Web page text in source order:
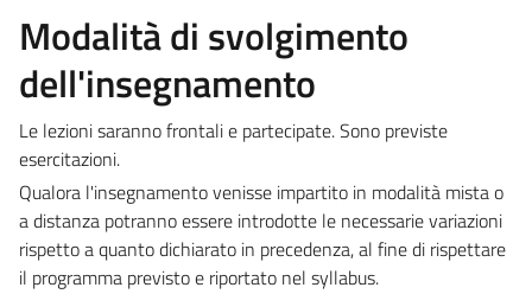
Modalità di svolgimento
dell'insegnamento
Le lezioni saranno frontali e partecipate. Sono previste
esercitazioni.
Qualora l'insegnamento venisse impartito in modalità mista o
a distanza potranno essere introdotte le necessarie variazioni
rispetto a quanto dichiarato in precedenza, al fine di rispettare
il programma previsto e riportato nel syllabus.